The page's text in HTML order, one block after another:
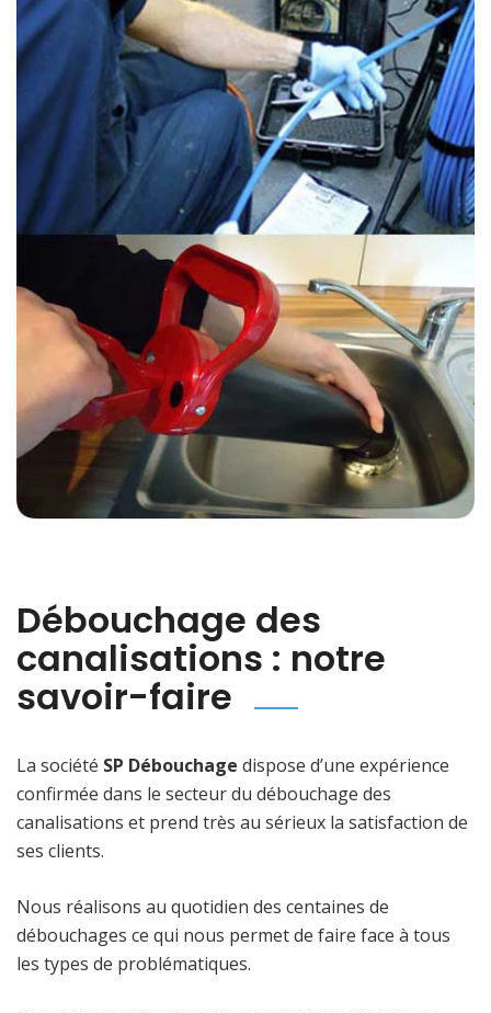
Débouchage des
canalisations : notre
savoir-faire
La société SP Débouchage dispose d’une expérience
confirmée dans le secteur du débouchage des
canalisations et prend très au sérieux la satisfaction de
ses clients.
Nous réalisons au quotidien des centaines de
débouchages ce qui nous permet de faire face à tous
les types de problématiques.